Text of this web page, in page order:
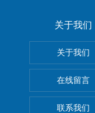
关于我们
关于我们
在线留言
联系我们